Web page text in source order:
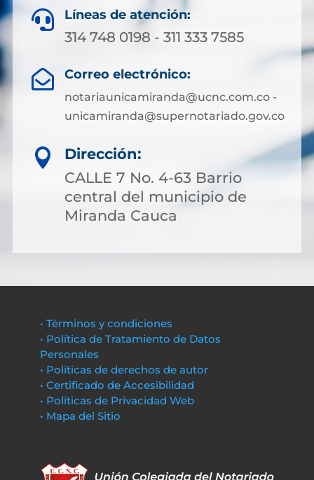
 Líneas de atención:
314 748 0198 - 311 333 7585
 Correo electrónico:
notariaunicamiranda@ucnc.com.co -
unicamiranda@supernotariado.gov.co

Dirección:
CALLE 7 No. 4-63 Barrio
central del municipio de
Miranda Cauca
• Términos y condiciones
• Política de Tratamiento de Datos
Personales
• Políticas de derechos de autor
• Certificado de Accesibilidad
• Políticas de Privacidad Web
• Mapa del Sitio